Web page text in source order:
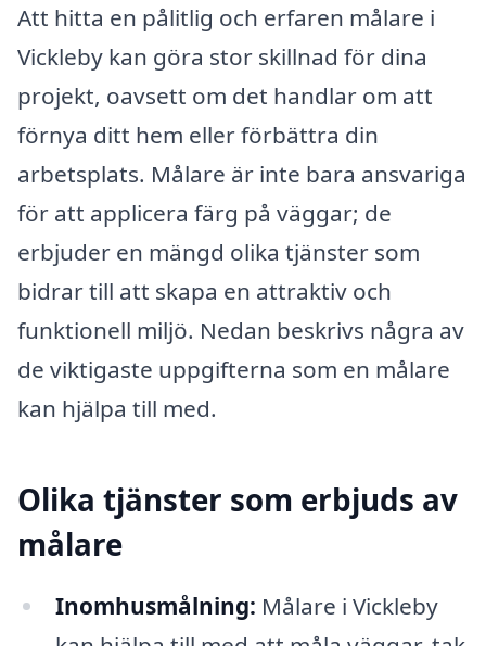
Att hitta en pålitlig och erfaren målare i
Vickleby kan göra stor skillnad för dina
projekt, oavsett om det handlar om att
förnya ditt hem eller förbättra din
arbetsplats. Målare är inte bara ansvariga
för att applicera färg på väggar; de
erbjuder en mängd olika tjänster som
bidrar till att skapa en attraktiv och
funktionell miljö. Nedan beskrivs några av
de viktigaste uppgifterna som en målare
kan hjälpa till med.
Olika tjänster som erbjuds av
målare
Inomhusmålning: Målare i Vickleby